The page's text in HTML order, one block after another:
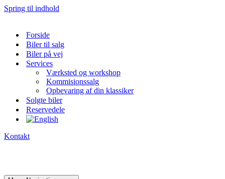
Spring til indhold
Forside
Biler til salg
Biler på vej
Services
Værksted og workshop
Kommisionssalg
Opbevaring af din klassiker
Solgte biler
Reservedele
Kontakt